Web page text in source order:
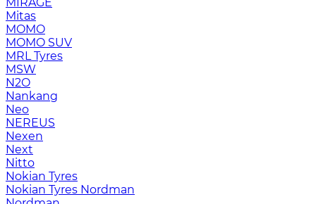
Mitas
MOMO
MOMO SUV
MRL Tyres
MSW
N2O
Nankang
Neo
NEREUS
Nexen
Next
Nitto
Nokian Tyres
Nokian Tyres Nordman